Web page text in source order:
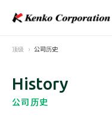
顶级 公司历史
History
公司历史